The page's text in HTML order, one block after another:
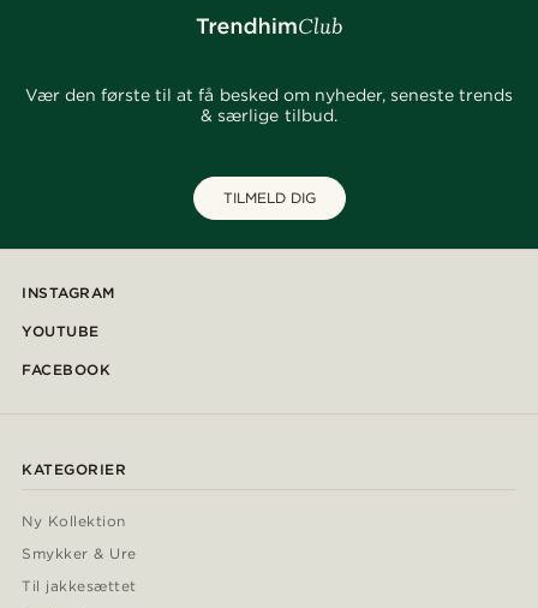
Vær den første til at få besked om nyheder, seneste trends
& særlige tilbud.
TILMELD DIG
INSTAGRAM
YOUTUBE
FACEBOOK
KATEGORIER
Ny Kollektion
Smykker & Ure
Til jakkesættet